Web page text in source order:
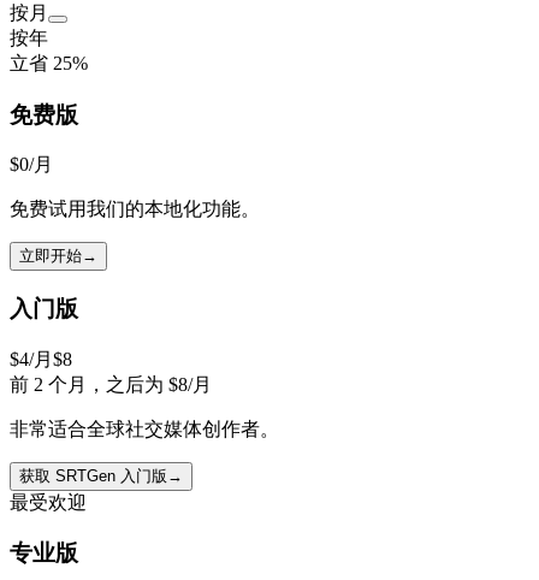
按月
按年
立省 25%
免费版
$0/月
免费试用我们的本地化功能。
立即开始→
入门版
$4/月 $8
前 2 个月，之后为 $8/月
非常适合全球社交媒体创作者。
获取 SRTGen 入门版 →
最受欢迎
专业版